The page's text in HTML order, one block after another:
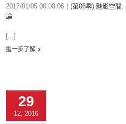
2017/01/05 00:00:06 (第06季) 魅影空間 ,
論
[...]
進一步了解
29
12, 2016